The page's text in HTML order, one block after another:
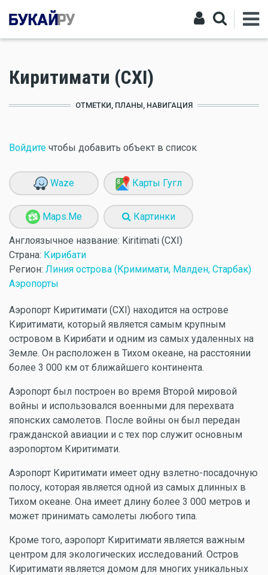
Киритимати (CXI)
ОТМЕТКИ, ПЛАНЫ, НАВИГАЦИЯ
Войдите чтобы добавить объект в список
Waze Карты Гугл
Maps.Me Картинки
Англоязычное название: Kiritimati (CXI)
Страна: Кирибати
Регион: Линия острова (Кримимати, Малден, Старбак)
Аэропорты
Аэропорт Киритимати (CXI) находится на острове
Киритимати, который является самым крупным
островом в Кирибати и одним из самых удаленных на
Земле. Он расположен в Тихом океане, на расстоянии
более 3 000 км от ближайшего континента.
Аэропорт был построен во время Второй мировой
войны и использовался военными для перехвата
японских самолетов. После войны он был передан
гражданской авиации и с тех пор служит основным
аэропортом Киритимати.
Аэропорт Киритимати имеет одну взлетно-посадочную
полосу, которая является одной из самых длинных в
Тихом океане. Она имеет длину более 3 000 метров и
может принимать самолеты любого типа.
Кроме того, аэропорт Киритимати является важным
центром для экологических исследований. Остров
Киритимати является домом для многих уникальных